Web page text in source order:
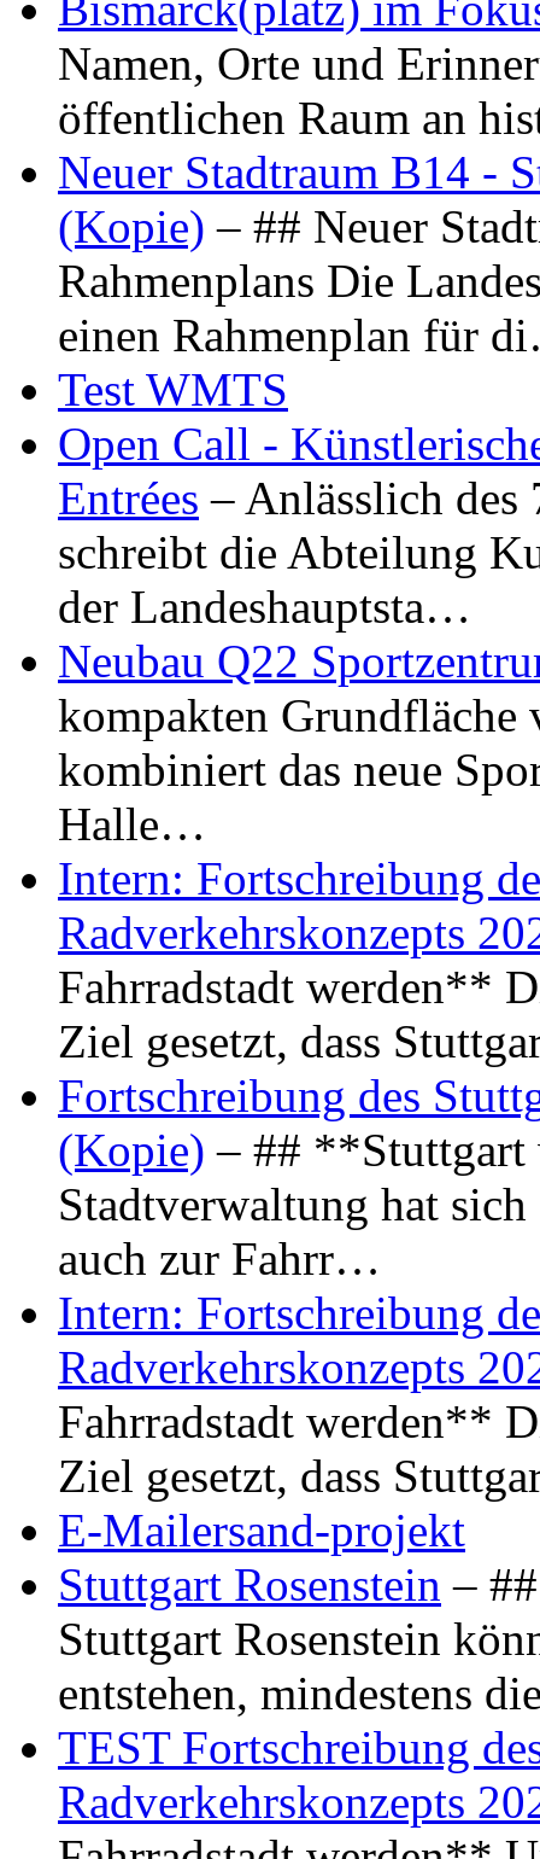
Namen, Orte und
öffentlichen Raum an
Neuer Stadtraum B14 -
(Kopie) – ## Neuer
Rahmenplans Die
einen Rahmenplan für
Test WMTS
Open Call -
Entrées – Anlässlich
schreibt die Abteilung
der Landeshauptsta…
Neubau Q22
kompakten Grundfläche
kombiniert das neue
Halle…
Intern: Fortschreibung
Radverkehrskonzepts
Fahrradstadt werden**
Ziel gesetzt, dass
Fortschreibung des
(Kopie) – ## **Stuttgart
Stadtverwaltung hat
auch zur Fahrr…
Intern: Fortschreibung
Radverkehrskonzepts
Fahrradstadt werden**
Ziel gesetzt, dass
E-Mailersand-projekt
Stuttgart Rosenstein –
Stuttgart Rosenstein
entstehen, mindestens
TEST Fortschreibung
Radverkehrskonzepts